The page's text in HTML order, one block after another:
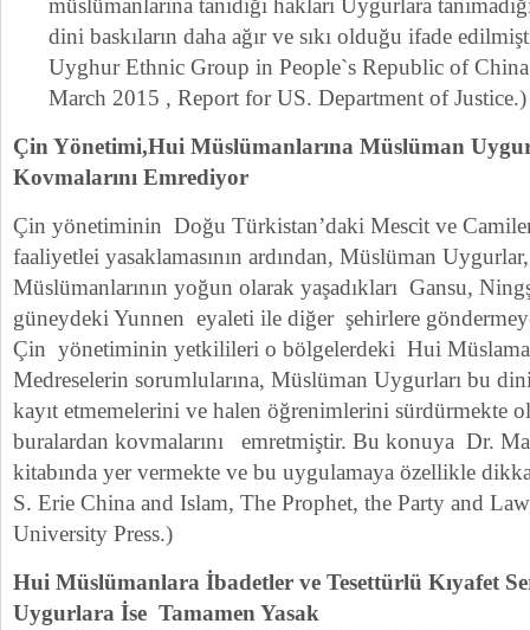
müslümanlarına tanıdığı hakları Uygurlara
dini baskıların daha ağır ve sıkı olduğu ifade
Uyghur Ethnic Group in People`s Republic of
March 2015 , Report for US. Department of Justice.)
Çin Yönetimi,Hui Müslümanlarına Müslüman
Kovmalarını Emrediyor
Çin yönetiminin Doğu Türkistan’daki Mescit ve
faaliyetlei yasaklamasının ardından, Müslüman
Müslümanlarının yoğun olarak yaşadıkları Gansu,
güneydeki Yunnen eyaleti ile diğer şehirlere
Çin yönetiminin yetkilileri o bölgelerdeki Hui
Medreselerin sorumlularına, Müslüman Uygurları bu
kayıt etmemelerini ve halen öğrenimlerini sürdürmekte
buralardan kovmalarını emretmiştir. Bu konuya Dr.
kitabında yer vermekte ve bu uygulamaya özellikle
S. Erie China and Islam, The Prophet, the Party and
University Press.)
Hui Müslümanlara İbadetler ve Tesettürlü Kıyafet
Uygurlara İse Tamamen Yasak